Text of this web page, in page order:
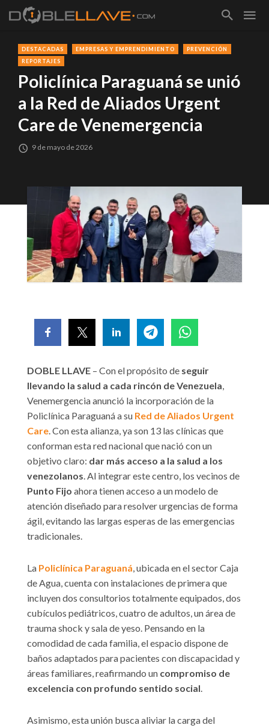
DESTACADAS EMPRESAS Y EMPRENDIMIENTO
PREVENCIÓN
REPORTAJES
Policlínica Paraguaná se unió
a la Red de Aliados Urgent
Care de Venemergencia
9 de mayo de 2026
DOBLE LLAVE – Con el propósito de seguir
llevando la salud a cada rincón de Venezuela,
Venemergencia anunció la incorporación de la
Policlínica Paraguaná a su Red de Aliados Urgent
Care. Con esta alianza, ya son 13 las clínicas que
conforman esta red nacional que nació con un
objetivo claro: dar más acceso a la salud a los
venezolanos. Al integrar este centro, los vecinos de
Punto Fijo ahora tienen acceso a un modelo de
atención diseñado para resolver urgencias de forma
ágil, evitando las largas esperas de las emergencias
tradicionales.
La Policlínica Paraguaná, ubicada en el sector Caja
de Agua, cuenta con instalaciones de primera que
incluyen dos consultorios totalmente equipados, dos
cubículos pediátricos, cuatro de adultos, un área de
trauma shock y sala de yeso. Pensando en la
comodidad de cada familia, el espacio dispone de
baños adaptados para pacientes con discapacidad y
áreas familiares, reafirmando un compromiso de
excelencia con profundo sentido social.
Asimismo, esta unión busca aliviar la carga del